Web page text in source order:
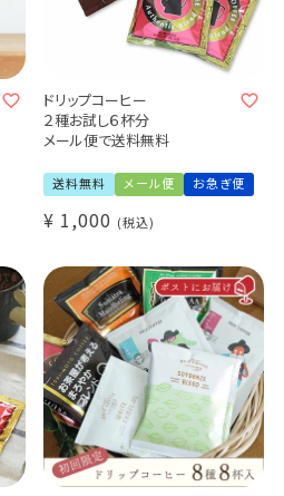
ドリップコーヒー
２種お試し６杯分
メール便で送料無料
送料無料 メール便 お急ぎ便
¥ 1,000 税込